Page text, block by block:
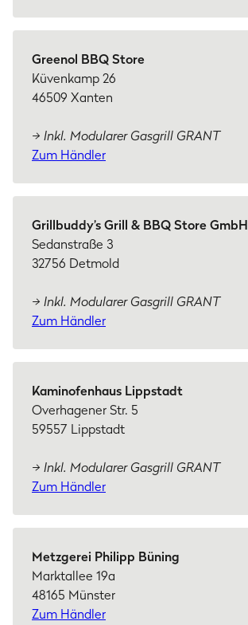
Greenol BBQ Store
Küvenkamp 26
46509 Xanten
→ Inkl. Modularer Gasgrill GRANT
Zum Händler
Grillbuddy’s Grill & BBQ Store GmbH
Sedanstraße 3
32756 Detmold
→ Inkl. Modularer Gasgrill GRANT
Zum Händler
Kaminofenhaus Lippstadt
Overhagener Str. 5
59557 Lippstadt
→ Inkl. Modularer Gasgrill GRANT
Zum Händler
Metzgerei Philipp Büning
Marktallee 19a
48165 Münster
Zum Händler